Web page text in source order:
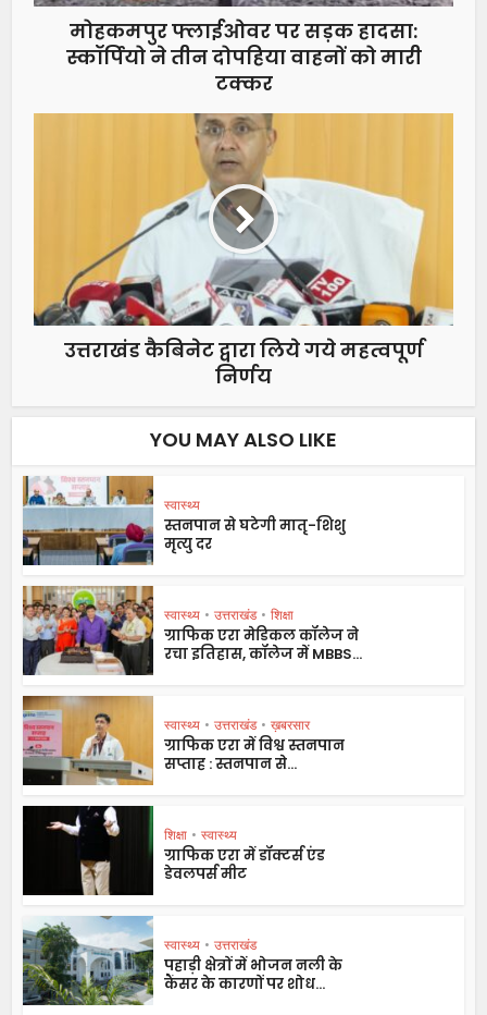
मोहकमपुर फ्लाईओवर पर सड़क हादसा:
स्कॉर्पियो ने तीन दोपहिया वाहनों को मारी
टक्कर
उत्तराखंड कैबिनेट द्वारा लिये गये महत्वपूर्ण
निर्णय
YOU MAY ALSO LIKE
स्वास्थ्य
स्तनपान से घटेगी मातृ-शिशु
मृत्यु दर
स्वास्थ्य • उत्तराखंड • शिक्षा
ग्राफिक एरा मेडिकल कॉलेज ने
रचा इतिहास, कॉलेज में MBBS...
स्वास्थ्य • उत्तराखंड • ख़बरसार
ग्राफिक एरा में विश्व स्तनपान
सप्ताह : स्तनपान से...
शिक्षा • स्वास्थ्य
ग्राफिक एरा में डॉक्टर्स एंड
डेवलपर्स मीट
स्वास्थ्य • उत्तराखंड
पहाड़ी क्षेत्रों में भोजन नली के
कैंसर के कारणों पर शोध...